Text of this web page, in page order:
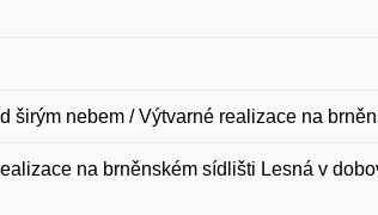
širým nebem / Výtvarné realizace na
na brněnském sídlišti Lesná v